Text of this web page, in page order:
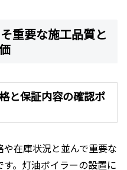
重要な施工品質と
と保証内容の確認ポ
在庫状況と並んで重要な
。灯油ボイラーの設置に